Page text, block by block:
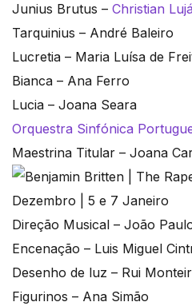
Junius Brutus – Christian
Tarquinius – André Baleiro
Lucretia – Maria Luísa de
Bianca – Ana Ferro
Lucia – Joana Seara
Orquestra Sinfónica
Maestrina Titular – Joana
Direção Musical – João
Encenação – Luis Miguel
Desenho de luz – Rui
Figurinos – Ana Simão